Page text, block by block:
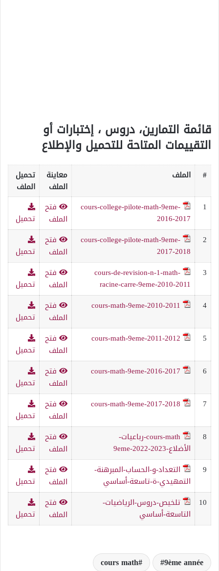
قائمة التمارين، دروس ، إختبارات أو
التقييمات المتاحة للتحميل والإطلاع
# الملف
معاينة
الملف
تحميل
الملف
1
cours-college-pilote-math-9eme-
2016-2017
فتح
الملف
تحميل
2
cours-college-pilote-math-9eme-
2017-2018
فتح
الملف
تحميل
3
cours-de-revision-n-1-math-
racine-carre-9eme-2010-2011
فتح
الملف
تحميل
4
cours-math-9eme-2010-2011
فتح
الملف
تحميل
5
cours-math-9eme-2011-2012
فتح
الملف
تحميل
6
cours-math-9eme-2016-2017
فتح
الملف
تحميل
7
cours-math-9eme-2017-2018
فتح
الملف
تحميل
8
cours-math-رباعيات-
الأضلاع-9eme-2022-2023
فتح
الملف
تحميل
9
التعداد-و-الحساب-المبرهنة-
التمهيدي-ة-تاسعة-أساسي
فتح
الملف
تحميل
10
تلخيص-دروس-الرياضيات-
التاسعة-أساسي
فتح
الملف
تحميل
9ème année
cours math